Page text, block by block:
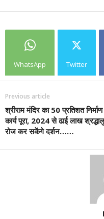
WhatsApp Twitter
Previous article
श्रीराम मंदिर का 50 प्रतिशत निर्माण
कार्य पूरा, 2024 से ढाई लाख श्रद्धालु
रोज कर सकेंगे दर्शन……